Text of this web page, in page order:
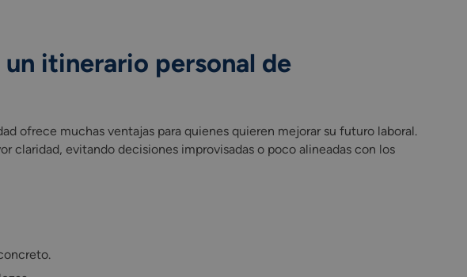
itinerario personal de
ofrece muchas ventajas para quienes quieren mejorar su futuro laboral.
claridad, evitando decisiones improvisadas o poco alineadas con los